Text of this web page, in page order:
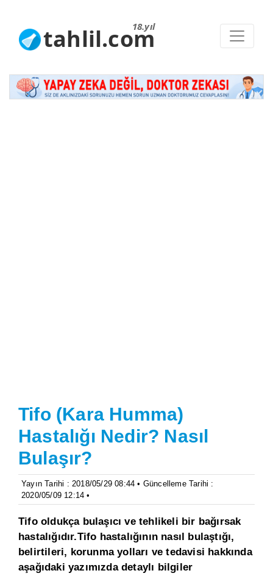
18.yıl
tahlil.com
Tifo (Kara Humma)
Hastalığı Nedir? Nasıl
Bulaşır?
Yayın Tarihi : 2018/05/29 08:44 • Güncelleme Tarihi :
2020/05/09 12:14 •
Tifo oldukça bulaşıcı ve tehlikeli bir bağırsak
hastalığıdır.Tifo hastalığının nasıl bulaştığı,
belirtileri, korunma yolları ve tedavisi hakkında
aşağıdaki yazımızda detaylı bilgiler